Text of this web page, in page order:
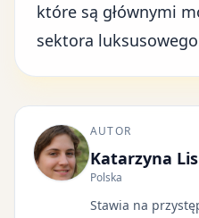
które są głównymi
sektora
AUTOR
Katarzyna Lis
Polska
Stawia na